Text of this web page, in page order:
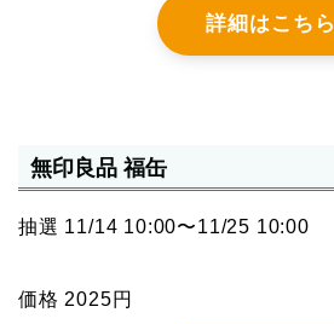
詳細はこちら
無印良品 福缶
抽選 11/14 10:00〜11/25 10:00
価格 2025円